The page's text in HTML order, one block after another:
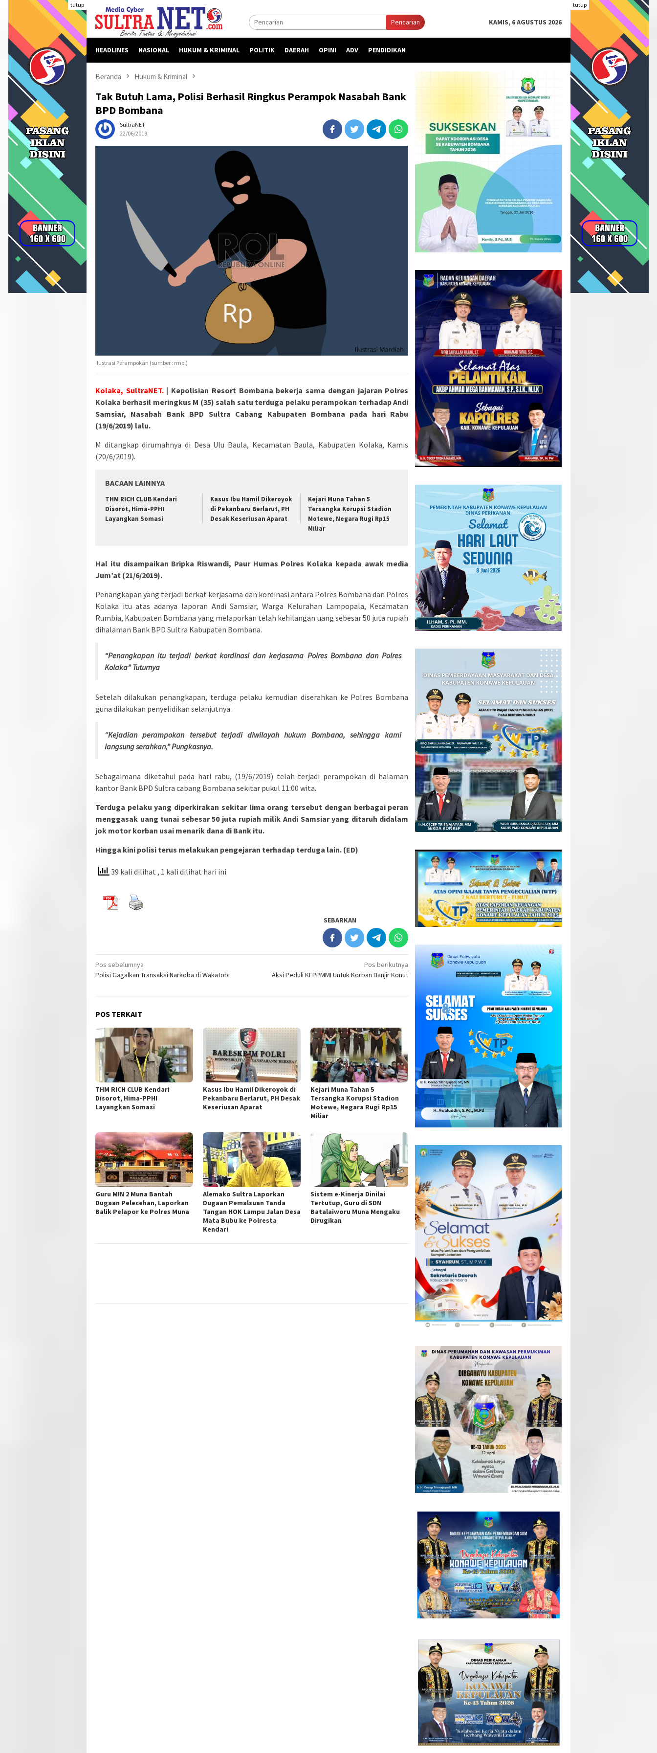
konten
tutup tutup
Pencarian KAMIS, 6 AGUSTUS 2026
HEADLINES NASIONAL HUKUM & KRIMINAL POLITIK DAERAH OPINI ADV PENDIDIKAN
Beranda Hukum & Kriminal
Tak Butuh Lama, Polisi Berhasil Ringkus Perampok Nasabah Bank
BPD Bombana
SultraNET
22/06/2019
Ilustrasi Perampokan (sumber : rmol)
Kolaka, SultraNET.| Kepolisian Resort Bombana bekerja sama dengan jajaran Polres
Kolaka berhasil meringkus M (35) salah satu terduga pelaku perampokan terhadap Andi
Samsiar, Nasabah Bank BPD Sultra Cabang Kabupaten Bombana pada hari Rabu
(19/6/2019) lalu.
M ditangkap dirumahnya di Desa Ulu Baula, Kecamatan Baula, Kabupaten Kolaka, Kamis
(20/6/2019).
BACAAN LAINNYA
THM RICH CLUB Kendari
Disorot, Hima-PPHI
Layangkan Somasi
Kasus Ibu Hamil Dikeroyok
di Pekanbaru Berlarut, PH
Desak Keseriusan Aparat
Kejari Muna Tahan 5
Tersangka Korupsi Stadion
Motewe, Negara Rugi Rp15
Miliar
Hal itu disampaikan Bripka Riswandi, Paur Humas Polres Kolaka kepada awak media
Jum’at (21/6/2019).
Penangkapan yang terjadi berkat kerjasama dan kordinasi antara Polres Bombana dan Polres
Kolaka itu atas adanya laporan Andi Samsiar, Warga Kelurahan Lampopala, Kecamatan
Rumbia, Kabupaten Bombana yang melaporkan telah kehilangan uang sebesar 50 juta rupiah
dihalaman Bank BPD Sultra Kabupaten Bombana.
“Penangkapan itu terjadi berkat kordinasi dan kerjasama Polres Bombana dan Polres
Kolaka” Tuturnya
Setelah dilakukan penangkapan, terduga pelaku kemudian diserahkan ke Polres Bombana
guna dilakukan penyelidikan selanjutnya.
“Kejadian perampokan tersebut terjadi diwilayah hukum Bombana, sehingga kami
langsung serahkan,” Pungkasnya.
Sebagaimana diketahui pada hari rabu, (19/6/2019) telah terjadi perampokan di halaman
kantor Bank BPD Sultra cabang Bombana sekitar pukul 11:00 wita.
Terduga pelaku yang diperkirakan sekitar lima orang tersebut dengan berbagai peran
menggasak uang tunai sebesar 50 juta rupiah milik Andi Samsiar yang ditaruh didalam
jok motor korban usai menarik dana di Bank itu.
Hingga kini polisi terus melakukan pengejaran terhadap terduga lain. (ED)
39 kali dilihat , 1 kali dilihat hari ini
SEBARKAN
Navigasi
pos
Pos sebelumnya
Polisi Gagalkan Transaksi Narkoba di Wakatobi
Pos berikutnya
Aksi Peduli KEPPMMI Untuk Korban Banjir Konut
POS TERKAIT
THM RICH CLUB Kendari
Disorot, Hima-PPHI
Layangkan Somasi
Kasus Ibu Hamil Dikeroyok di
Pekanbaru Berlarut, PH Desak
Keseriusan Aparat
Kejari Muna Tahan 5
Tersangka Korupsi Stadion
Motewe, Negara Rugi Rp15
Miliar
Guru MIN 2 Muna Bantah
Dugaan Pelecehan, Laporkan
Balik Pelapor ke Polres Muna
Alemako Sultra Laporkan
Dugaan Pemalsuan Tanda
Tangan HOK Lampu Jalan Desa
Mata Bubu ke Polresta
Kendari
Sistem e-Kinerja Dinilai
Tertutup, Guru di SDN
Batalaiworu Muna Mengaku
Dirugikan